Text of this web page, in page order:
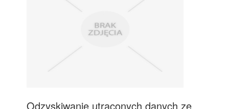
Odzyskiwanie utraconych danych ze